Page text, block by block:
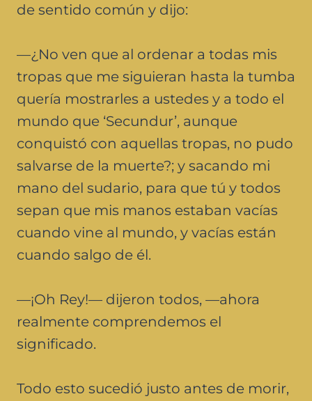
de sentido común y dijo:
—¿No ven que al ordenar a todas mis
tropas que me siguieran hasta la tumba
quería mostrarles a ustedes y a todo el
mundo que ‘Secundur’, aunque
conquistó con aquellas tropas, no pudo
salvarse de la muerte?; y sacando mi
mano del sudario, para que tú y todos
sepan que mis manos estaban vacías
cuando vine al mundo, y vacías están
cuando salgo de él.
—¡Oh Rey!— dijeron todos, —ahora
realmente comprendemos el
significado.
Todo esto sucedió justo antes de morir,